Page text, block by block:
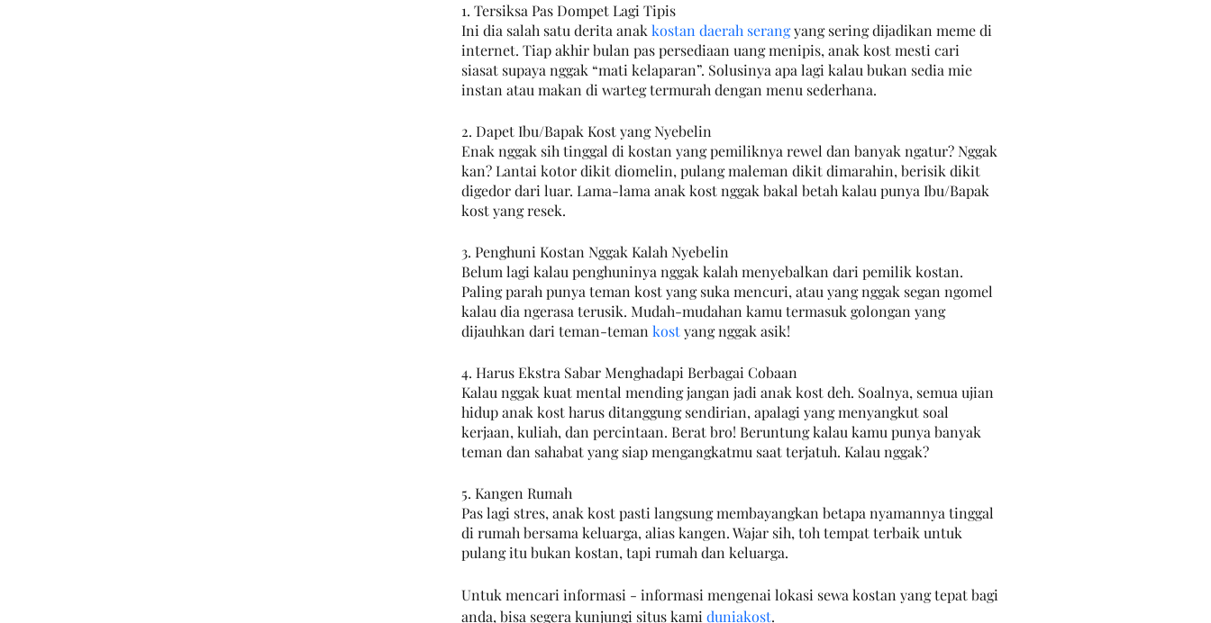
1. Tersiksa Pas Dompet Lagi Tipis
Ini dia salah satu derita anak kostan daerah serang yang sering dijadikan meme di
internet. Tiap akhir bulan pas persediaan uang menipis, anak kost mesti cari
siasat supaya nggak “mati kelaparan”. Solusinya apa lagi kalau bukan sedia mie
instan atau makan di warteg termurah dengan menu sederhana.
2. Dapet Ibu/Bapak Kost yang Nyebelin
Enak nggak sih tinggal di kostan yang pemiliknya rewel dan banyak ngatur? Nggak
kan? Lantai kotor dikit diomelin, pulang maleman dikit dimarahin, berisik dikit
digedor dari luar. Lama-lama anak kost nggak bakal betah kalau punya Ibu/Bapak
kost yang resek.
3. Penghuni Kostan Nggak Kalah Nyebelin
Belum lagi kalau penghuninya nggak kalah menyebalkan dari pemilik kostan.
Paling parah punya teman kost yang suka mencuri, atau yang nggak segan ngomel
kalau dia ngerasa terusik. Mudah-mudahan kamu termasuk golongan yang
dijauhkan dari teman-teman kost yang nggak asik!
4. Harus Ekstra Sabar Menghadapi Berbagai Cobaan
Kalau nggak kuat mental mending jangan jadi anak kost deh. Soalnya, semua ujian
hidup anak kost harus ditanggung sendirian, apalagi yang menyangkut soal
kerjaan, kuliah, dan percintaan. Berat bro! Beruntung kalau kamu punya banyak
teman dan sahabat yang siap mengangkatmu saat terjatuh. Kalau nggak?
5. Kangen Rumah
Pas lagi stres, anak kost pasti langsung membayangkan betapa nyamannya tinggal
di rumah bersama keluarga, alias kangen. Wajar sih, toh tempat terbaik untuk
pulang itu bukan kostan, tapi rumah dan keluarga.
Untuk mencari informasi - informasi mengenai lokasi sewa kostan yang tepat bagi
anda, bisa segera kunjungi situs kami duniakost.